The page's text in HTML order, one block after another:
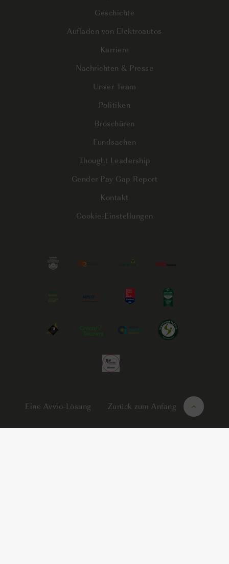
Geschichte
Aufladen von Elektroautos
Karriere
Nachrichten & Presse
Unser Team
Politiken
Broschüren
Fundsachen
Thought Leadership
Gender Pay Gap Report
Kontakt
Cookie-Einstellungen
Eine Avvio-Lösung Zurück zum Anfang